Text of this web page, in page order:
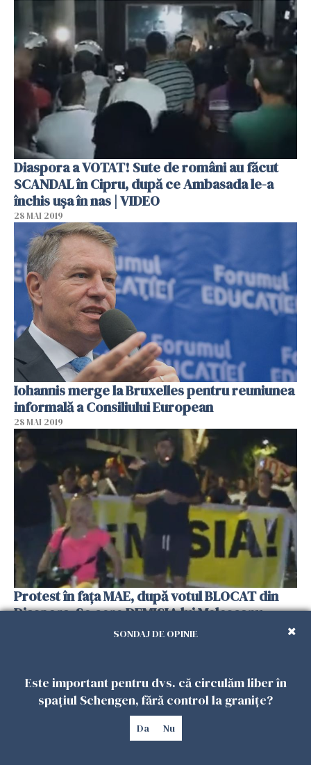
Diaspora a VOTAT! Sute de români au făcut
SCANDAL în Cipru, după ce Ambasada le-a
închis ușa în nas | VIDEO
28 MAI 2019
Iohannis merge la Bruxelles pentru reuniunea
informală a Consiliului European
28 MAI 2019
Protest în fața MAE, după votul BLOCAT din
Diaspora. Se cere DEMISIA lui Meleșcanu.
SONDAJ DE OPINIE
Este important pentru dvs. că circulăm liber în
spațiul Schengen, fără control la granițe?
Da Nu